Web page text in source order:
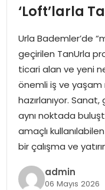
İDEAL YAŞAM
İDEAL SPOR
YAŞAM
MAGAZIN
SAĞLIK
SOSYAL HABER
‘Loft’larla
Urla Bademler’de
geçirilen TanUrla
ticari alan ve yeni
önemli iş ve
hazırlanıyor.
aynı noktada
amaçlı
bir çalışma ve
admin
06 Mayıs 2026